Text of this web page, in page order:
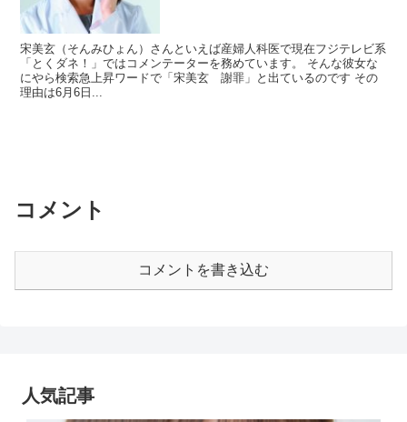
宋美玄（そんみひょん）さんといえば産婦人科医で現在フジテレビ系
「とくダネ！」ではコメンテーターを務めています。 そんな彼女な
にやら検索急上昇ワードで「宋美玄 謝罪」と出ているのです その
理由は6月6日...
コメント
コメントを書き込む
人気記事